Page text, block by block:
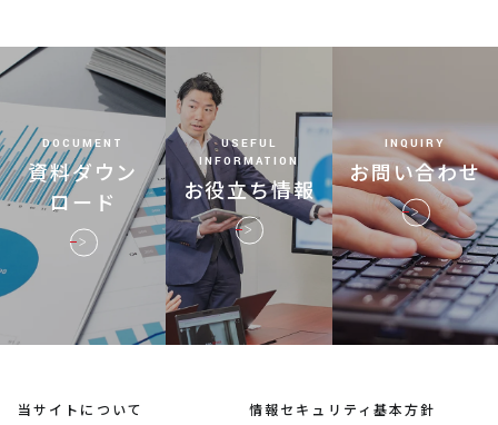
DOCUMENT
資料ダウン
ロード
USEFUL
INFORMATION
お役立ち情報
INQUIRY
お問い合わせ
当サイトについて 情報セキュリティ基本方針